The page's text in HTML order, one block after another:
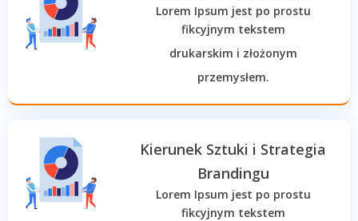
Lorem Ipsum jest po prostu
fikcyjnym tekstem
drukarskim i złożonym
przemysłem.
Kierunek Sztuki i Strategia
Brandingu
Lorem Ipsum jest po prostu
fikcyjnym tekstem